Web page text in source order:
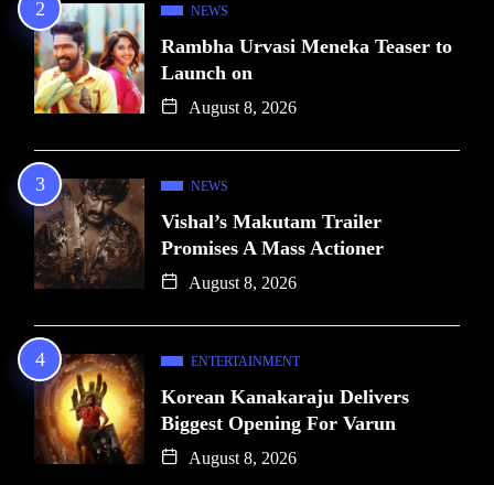
NEWS
Rambha Urvasi Meneka Teaser to
Launch on
August 8, 2026
NEWS
Vishal’s Makutam Trailer
Promises A Mass Actioner
August 8, 2026
ENTERTAINMENT
Korean Kanakaraju Delivers
Biggest Opening For Varun
August 8, 2026